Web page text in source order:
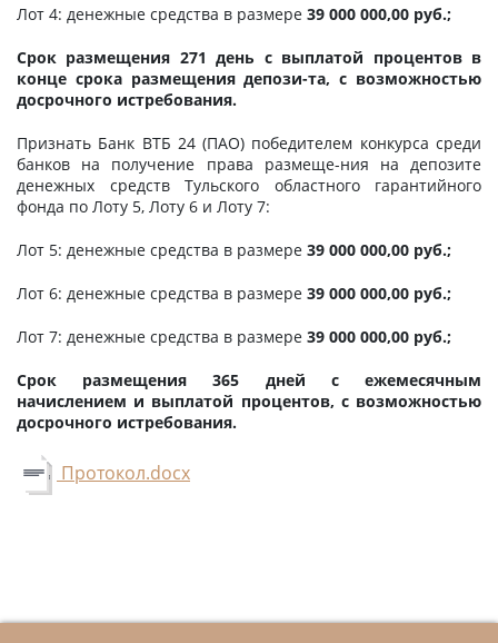
Лот 4: денежные средства в размере 39 000 000,00 руб.;
Срок размещения 271 день с выплатой процентов в
конце срока размещения депози-та, с возможностью
досрочного истребования.
Признать Банк ВТБ 24 (ПАО) победителем конкурса среди
банков на получение права размеще-ния на депозите
денежных средств Тульского областного гарантийного
фонда по Лоту 5, Лоту 6 и Лоту 7:
Лот 5: денежные средства в размере 39 000 000,00 руб.;
Лот 6: денежные средства в размере 39 000 000,00 руб.;
Лот 7: денежные средства в размере 39 000 000,00 руб.;
Срок размещения 365 дней с ежемесячным
начислением и выплатой процентов, с возможностью
досрочного истребования.
Протокол.docx